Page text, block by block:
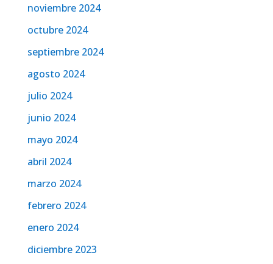
noviembre 2024
octubre 2024
septiembre 2024
agosto 2024
julio 2024
junio 2024
mayo 2024
abril 2024
marzo 2024
febrero 2024
enero 2024
diciembre 2023